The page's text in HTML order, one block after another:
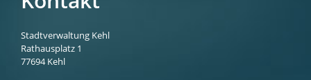
Stadtverwaltung Kehl
Rathausplatz 1
77694 Kehl